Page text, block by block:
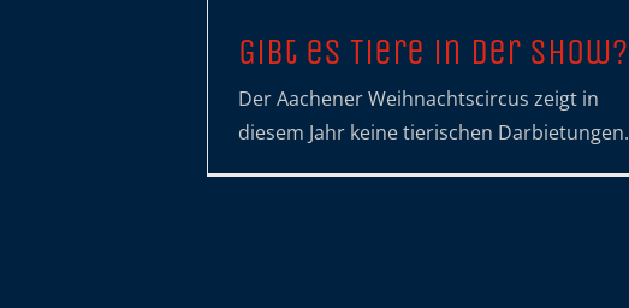
Gibt es Tiere in der Show?
Der Aachener Weihnachtscircus zeigt in
diesem Jahr keine tierischen Darbietungen.